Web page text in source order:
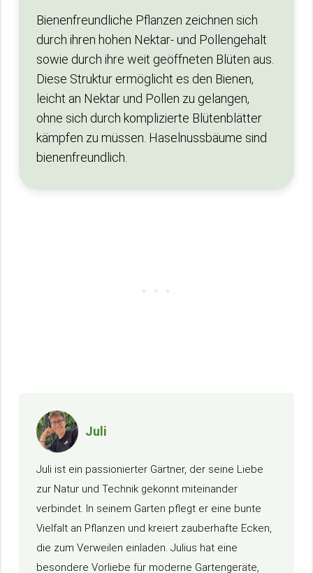
Bienenfreundliche Pflanzen zeichnen sich
durch ihren hohen Nektar- und Pollengehalt
sowie durch ihre weit geöffneten Blüten aus.
Diese Struktur ermöglicht es den Bienen,
leicht an Nektar und Pollen zu gelangen,
ohne sich durch komplizierte Blütenblätter
kämpfen zu müssen. Haselnussbäume sind
bienenfreundlich.
Juli
Juli ist ein passionierter Gärtner, der seine Liebe
zur Natur und Technik gekonnt miteinander
verbindet. In seinem Garten pflegt er eine bunte
Vielfalt an Pflanzen und kreiert zauberhafte Ecken,
die zum Verweilen einladen. Julius hat eine
besondere Vorliebe für moderne Gartengeräte,